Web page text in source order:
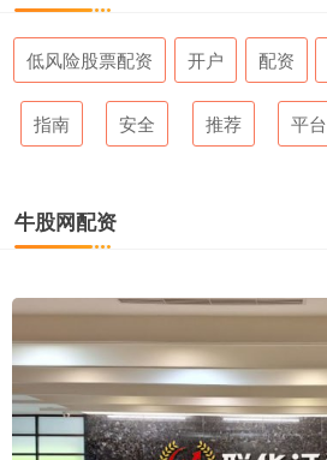
低风险股票配资 开户 配资
指南 安全 推荐 平台
牛股网配资